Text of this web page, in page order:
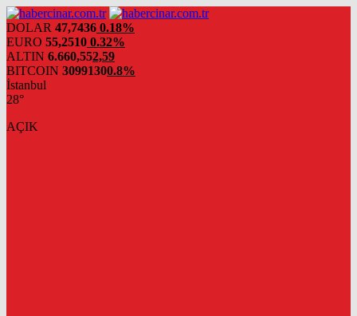
DOLAR 47,7436 0.18%
EURO 55,2510 0.32%
ALTIN 6.660,552,59
BITCOIN 30991300.8%
İstanbul
28°
AÇIK